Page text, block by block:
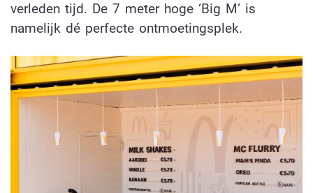
verleden tijd. De 7 meter hoge ‘Big M’ is
namelijk dé perfecte ontmoetingsplek.